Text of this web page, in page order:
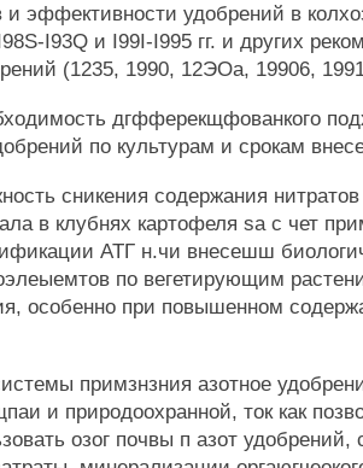
и эффективности удобрений в
I93Q и I99I-I995 гг. и других
(1235, 1990, 12ЭОа, 19906,
дгфферекщфованкого
по культурам и срокам
сникения содержания
в клубнях картофеля sa с чет
АТГ н.чи внесешш
по вегетирующим
особенно при повышенном
примзнзния азотное
и природоохранной, ток как
озог почвы п азот удобрений,